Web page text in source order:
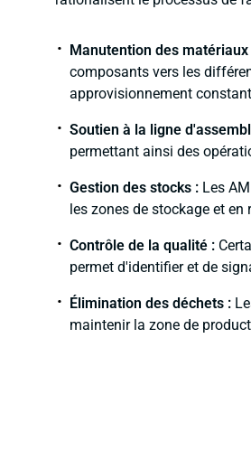
Manutention des matériaux
composants vers les
approvisionnement
Soutien à la ligne
permettant ainsi des
Gestion des stocks : Les
les zones de stockage et
Contrôle de la qualité :
permet d'identifier et de
Élimination des déchets :
maintenir la zone de